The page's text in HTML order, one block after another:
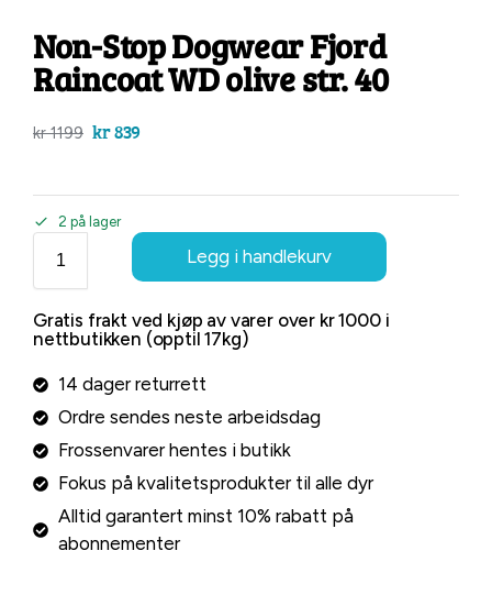
Non-Stop Dogwear Fjord
Raincoat WD olive str. 40
kr1199 kr839
2 på lager
Legg i handlekurv
Gratis frakt ved kjøp av varer over kr 1000 i
nettbutikken (opptil 17kg)
14 dager returrett
Ordre sendes neste arbeidsdag
Frossenvarer hentes i butikk
Fokus på kvalitetsprodukter til alle dyr
Alltid garantert minst 10% rabatt på
abonnementer